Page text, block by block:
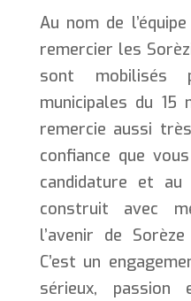
Au nom de
remercier les
sont mobilisés
municipales du 15
remercie aussi
confiance que
candidature et
construit avec
l’avenir de
C’est un
sérieux, passion